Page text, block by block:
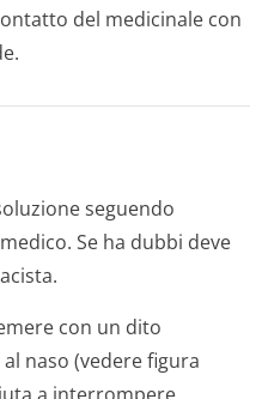
del medicinale con
seguendo
Se ha dubbi deve
con un dito
naso (vedere figura